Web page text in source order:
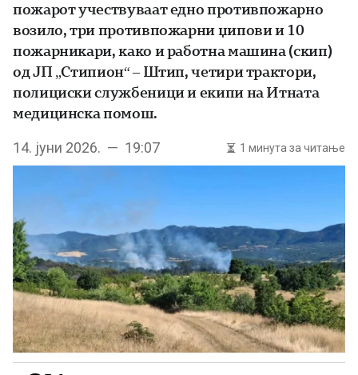
пожарот учествуваат едно противпожарно
возило, три противпожарни џипови и 10
пожарникари, како и работна машина (скип)
од ЈП „Стипион“ – Штип, четири трактори,
полициски службеници и екипи на Итната
медицинска помош.
14. јуни 2026. — 19:07 1 минута за читање